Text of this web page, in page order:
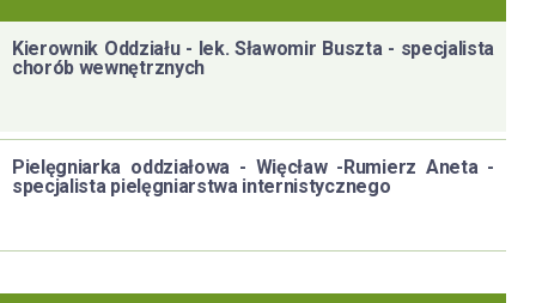
Kierownik Oddziału - lek. Sławomir Buszta - specjalista
chorób wewnętrznych
Pielęgniarka oddziałowa - Więcław -Rumierz Aneta -
specjalista pielęgniarstwa internistycznego